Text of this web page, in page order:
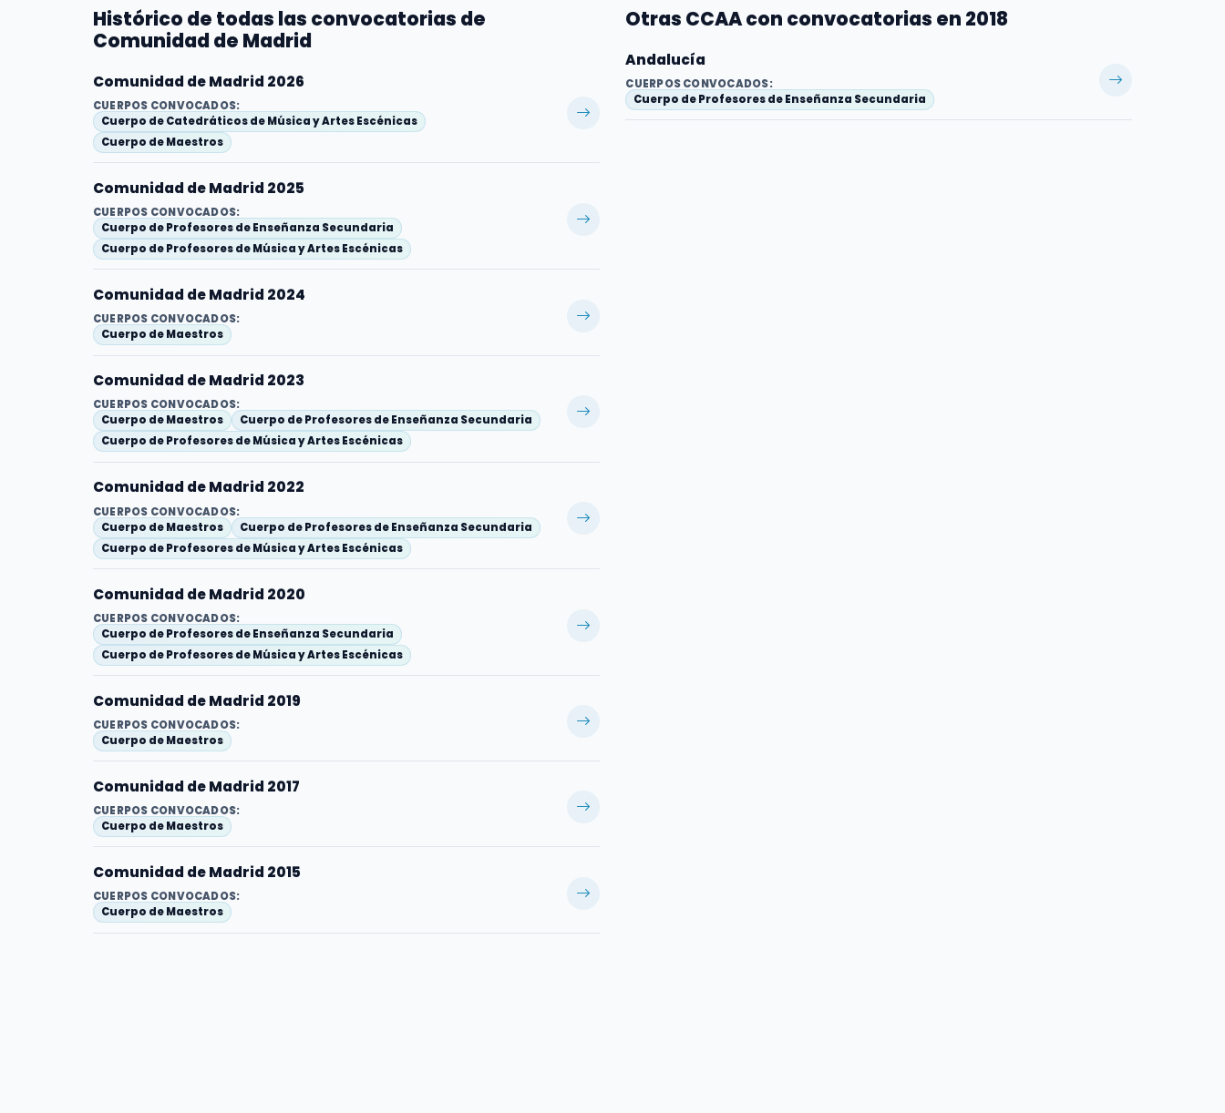
Histórico de todas las convocatorias de
Comunidad de Madrid
Comunidad de Madrid 2026
CUERPOS CONVOCADOS:
Cuerpo de Catedráticos de Música y Artes Escénicas
Cuerpo de Maestros
Comunidad de Madrid 2025
CUERPOS CONVOCADOS:
Cuerpo de Profesores de Enseñanza Secundaria
Cuerpo de Profesores de Música y Artes Escénicas
Comunidad de Madrid 2024
CUERPOS CONVOCADOS:
Cuerpo de Maestros
Comunidad de Madrid 2023
CUERPOS CONVOCADOS:
Cuerpo de Maestros
Cuerpo de Profesores de Enseñanza Secundaria
Cuerpo de Profesores de Música y Artes Escénicas
Comunidad de Madrid 2022
CUERPOS CONVOCADOS:
Cuerpo de Maestros
Cuerpo de Profesores de Enseñanza Secundaria
Cuerpo de Profesores de Música y Artes Escénicas
Comunidad de Madrid 2020
CUERPOS CONVOCADOS:
Cuerpo de Profesores de Enseñanza Secundaria
Cuerpo de Profesores de Música y Artes Escénicas
Comunidad de Madrid 2019
CUERPOS CONVOCADOS:
Cuerpo de Maestros
Comunidad de Madrid 2017
CUERPOS CONVOCADOS:
Cuerpo de Maestros
Comunidad de Madrid 2015
CUERPOS CONVOCADOS:
Cuerpo de Maestros
Otras CCAA con convocatorias en 2018
Andalucía
CUERPOS CONVOCADOS:
Cuerpo de Profesores de Enseñanza Secundaria